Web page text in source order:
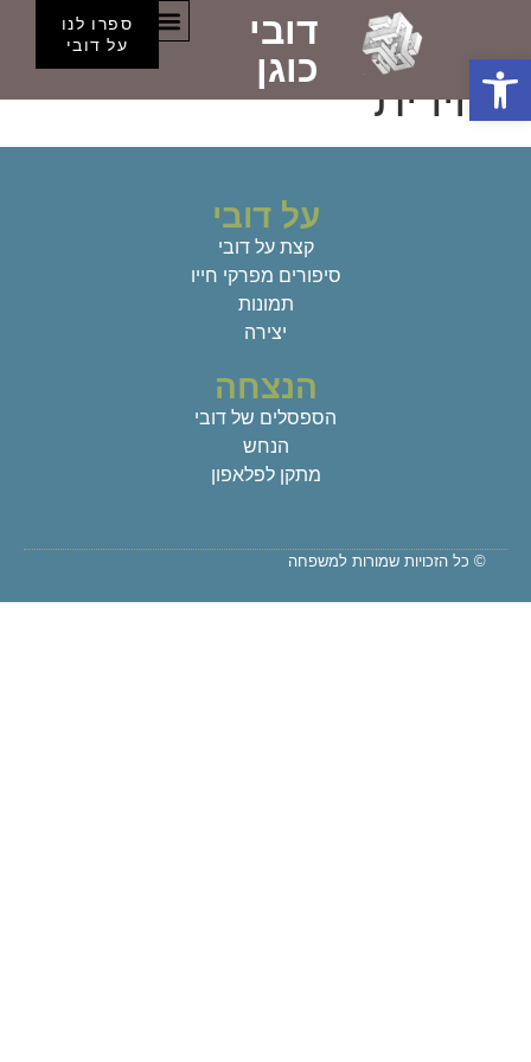
דובי
כוגן
ספרו לנו
על דובי
קטגוריה:
רפאל ותעשייה
אווירית
על דובי
קצת על דובי
סיפורים מפרקי חייו
תמונות
יצירה
הנצחה
הספסלים של דובי
הנחש
מתקן לפלאפון
© כל הזכויות שמורות למשפחה
פתח סרגל נגישות